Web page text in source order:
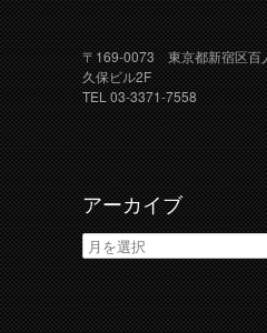
〒169-0073 東京都新宿区百
久保ビル2F
TEL 03-3371-7558
アーカイブ
ア
ー
カ
イ
ブ